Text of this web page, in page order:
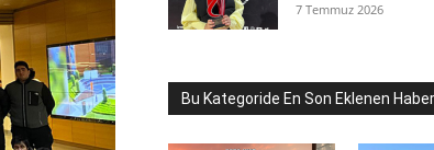
7 Temmuz 2026
Bu Kategoride En Son Eklenen